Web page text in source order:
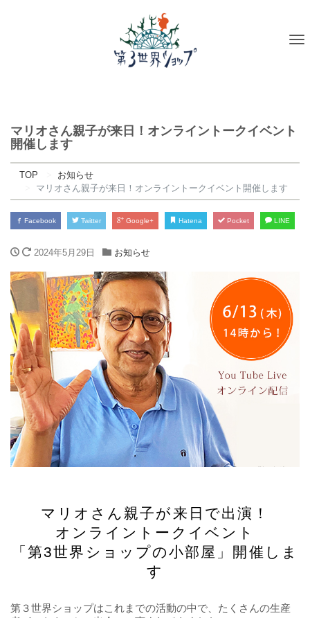
マリオさん親子が来日！オンライントークイベント
開催します
TOP
お知らせ
マリオさん親子が来日！オンライントークイベント開催します
Facebook Twitter Google+ Hatena Pocket LINE
2024年5月29日 お知らせ
マリオさん親子が来日で出演！
オンライントークイベント
「第3世界ショップの小部屋」開催しま
す
第３世界ショップはこれまでの活動の中で、たくさんの生産